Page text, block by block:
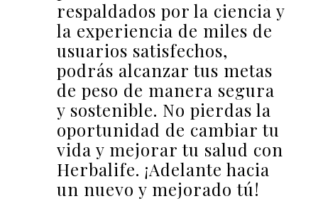
respaldados por la ciencia y
la experiencia de miles de
usuarios satisfechos,
podrás alcanzar tus metas
de peso de manera segura
y sostenible. No pierdas la
oportunidad de cambiar tu
vida y mejorar tu salud con
Herbalife. ¡Adelante hacia
un nuevo y mejorado tú!